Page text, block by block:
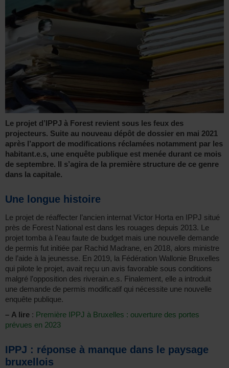
Le projet d’IPPJ à Forest revient sous les feux des
projecteurs. Suite au nouveau dépôt de dossier en mai 2021
après l’apport de modifications réclamées notamment par les
habitant.e.s, une enquête publique est menée durant ce mois
de septembre. Il s’agira de la première structure de ce genre
dans la capitale.
Une longue histoire
Le projet de réaffecter l’ancien internat Victor Horta en IPPJ situé
près de Forest National est dans les rouages depuis 2013. Le
projet tomba à l’eau faute de budget mais une nouvelle demande
de permis fut initiée par Rachid Madrane, en 2018, alors ministre
de l’aide à la jeunesse. En 2019, la Fédération Wallonie Bruxelles
qui pilote le projet, avait reçu un avis favorable sous conditions
malgré l’opposition des riverain.e.s. Finalement, elle a introduit
une demande de permis modificatif qui nécessite une nouvelle
enquête publique.
– A lire : Première IPPJ à Bruxelles : ouverture des portes
prévues en 2023
IPPJ : réponse à manque dans le paysage
bruxellois